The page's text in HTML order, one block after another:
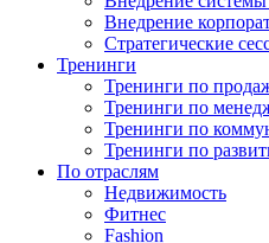
Внедрение
Стратегические
Тренинги
Тренинги по
Тренинги по
Тренинги по
Тренинги по
По отраслям
Недвижимость
Фитнес
Fashion